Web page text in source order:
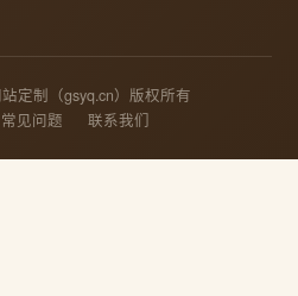
定制（gsyq.cn）版权所有
常见问题 联系我们